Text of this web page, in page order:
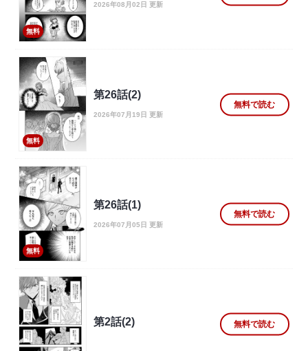
無料
2026年08月02日 更新
無料
第26話(2)
2026年07月19日 更新
無料で読む
無料
第26話(1)
2026年07月05日 更新
無料で読む
第2話(2) 無料で読む